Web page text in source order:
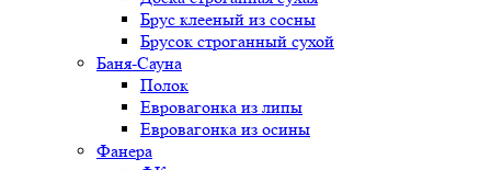
Брус клееный из сосны
Брусок строганный сухой
Баня-Сауна
Полок
Евровагонка из липы
Евровагонка из осины
Фанера